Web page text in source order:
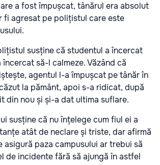
a fost împușcat, tânărul era absolut
fi agresat pe polițistul care este
susține că studentul a încercat
să-l calmeze. Văzând că
agentul l-a împușcat pe tânăr în
la pământ, apoi s-a ridicat, după
din nou și și-a dat ultima suflare.
susține că nu înțelege cum fiul ei a
atât de neclare și triste, dar afirmă
asigură paza campusului ar trebui să
de incidente fără să ajungă în astfel